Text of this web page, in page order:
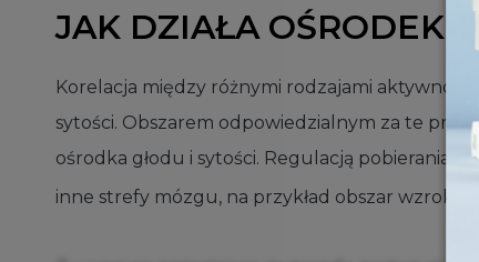
JAK DZIAŁA OŚRODEK
Korelacja między różnymi rodzajami
sytości. Obszarem odpowiedzialnym za te
ośrodka głodu i sytości. Regulacją pobierania
inne strefy mózgu, na przykład obszar